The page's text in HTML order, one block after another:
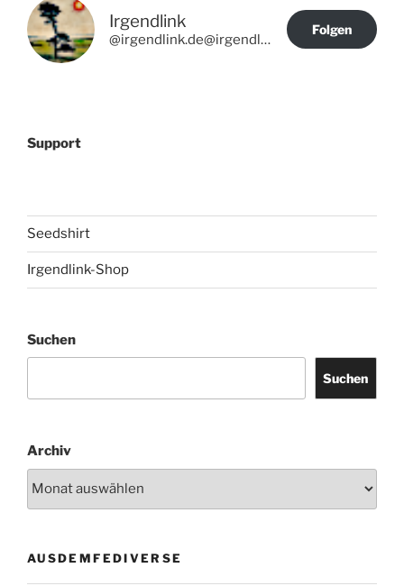
Irgendlink
@irgendlink.de@irgendlink.de
Folgen
Support
Seedshirt
Irgendlink-Shop
Suchen
Suchen
Archiv
AUSDEMFEDIVERSE